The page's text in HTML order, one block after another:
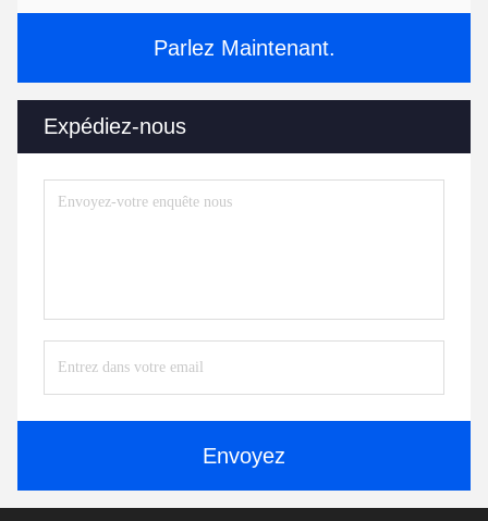
Parlez Maintenant.
Expédiez-nous
Envoyez